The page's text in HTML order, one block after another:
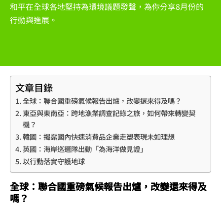
和平在全球各地堅持為環境議題發聲，為你分享8月份的
行動與進展。
文章目錄
全球：聯合國重磅氣候報告出爐，改變還來得及嗎？
東亞與東南亞：跨地漁業調查記錄之旅，如何帶來轉變契
機？
韓國：揭露國內快速消費品企業走塑表現未如理想
英國：海岸巡邏隊出動「為海洋做見證」
以行動落實守護地球
全球：聯合國重磅氣候報告出爐，改變還來得及
嗎？